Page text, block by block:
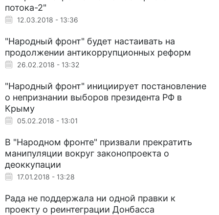
потока-2"
12.03.2018 - 13:36
"Народный фронт" будет настаивать на
продолжении антикоррупционных реформ
26.02.2018 - 13:32
"Народный фронт" инициирует постановление
о непризнании выборов президента РФ в
Крыму
05.02.2018 - 13:01
В "Народном фронте" призвали прекратить
манипуляции вокруг законопроекта о
деоккупации
17.01.2018 - 13:28
Рада не поддержала ни одной правки к
проекту о реинтеграции Донбасса